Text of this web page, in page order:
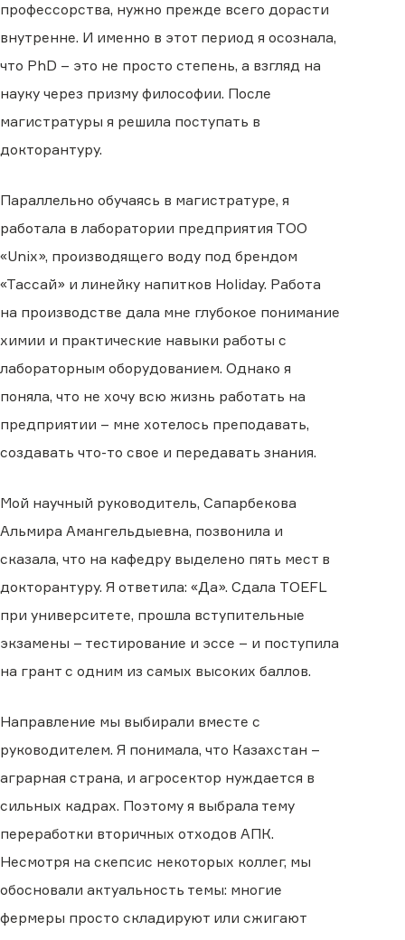
профессорства, нужно прежде всего дорасти
внутренне. И именно в этот период я осознала,
что PhD – это не просто степень, а взгляд на
науку через призму философии. После
магистратуры я решила поступать в
докторантуру.
Параллельно обучаясь в магистратуре, я
работала в лаборатории предприятия ТОО
«Unix», производящего воду под брендом
«Тассай» и линейку напитков Holiday. Работа
на производстве дала мне глубокое понимание
химии и практические навыки работы с
лабораторным оборудованием. Однако я
поняла, что не хочу всю жизнь работать на
предприятии – мне хотелось преподавать,
создавать что-то свое и передавать знания.
Мой научный руководитель, Сапарбекова
Альмира Амангельдыевна, позвонила и
сказала, что на кафедру выделено пять мест в
докторантуру. Я ответила: «Да». Сдала TOEFL
при университете, прошла вступительные
экзамены – тестирование и эссе – и поступила
на грант с одним из самых высоких баллов.
Направление мы выбирали вместе с
руководителем. Я понимала, что Казахстан –
аграрная страна, и агросектор нуждается в
сильных кадрах. Поэтому я выбрала тему
переработки вторичных отходов АПК.
Несмотря на скепсис некоторых коллег, мы
обосновали актуальность темы: многие
фермеры просто складируют или сжигают